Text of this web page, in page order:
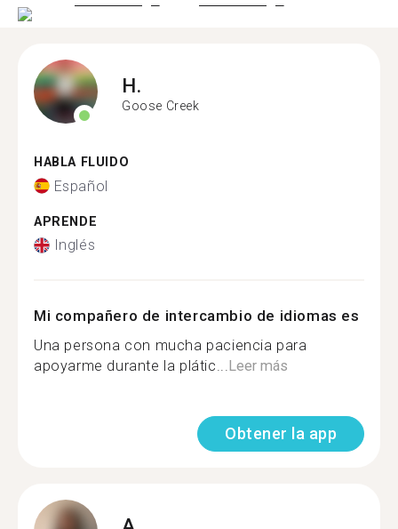
H.
Goose Creek
HABLA FLUIDO
Español
APRENDE
Inglés
Mi compañero de intercambio de idiomas es
Una persona con mucha paciencia para
apoyarme durante la plátic...Leer más
Obtener la app